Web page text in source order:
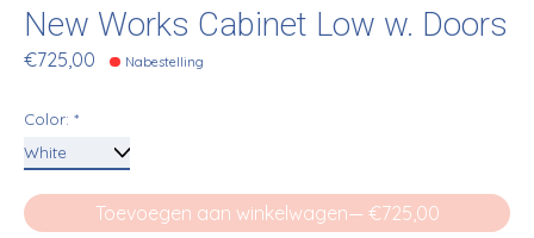
New Works Cabinet Low w. Doors
€725,00 Nabestelling
Color: *
Toevoegen aan winkelwagen
— €725,00